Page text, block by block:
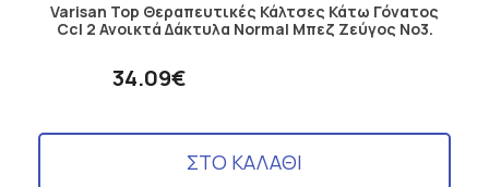
Varisan Top Θεραπευτικές Κάλτσες Κάτω Γόνατος
Ccl 2 Ανοικτά Δάκτυλα Normal Μπεζ Ζεύγος No3.
34.09€
ΣΤΟ ΚΑΛΑΘΙ